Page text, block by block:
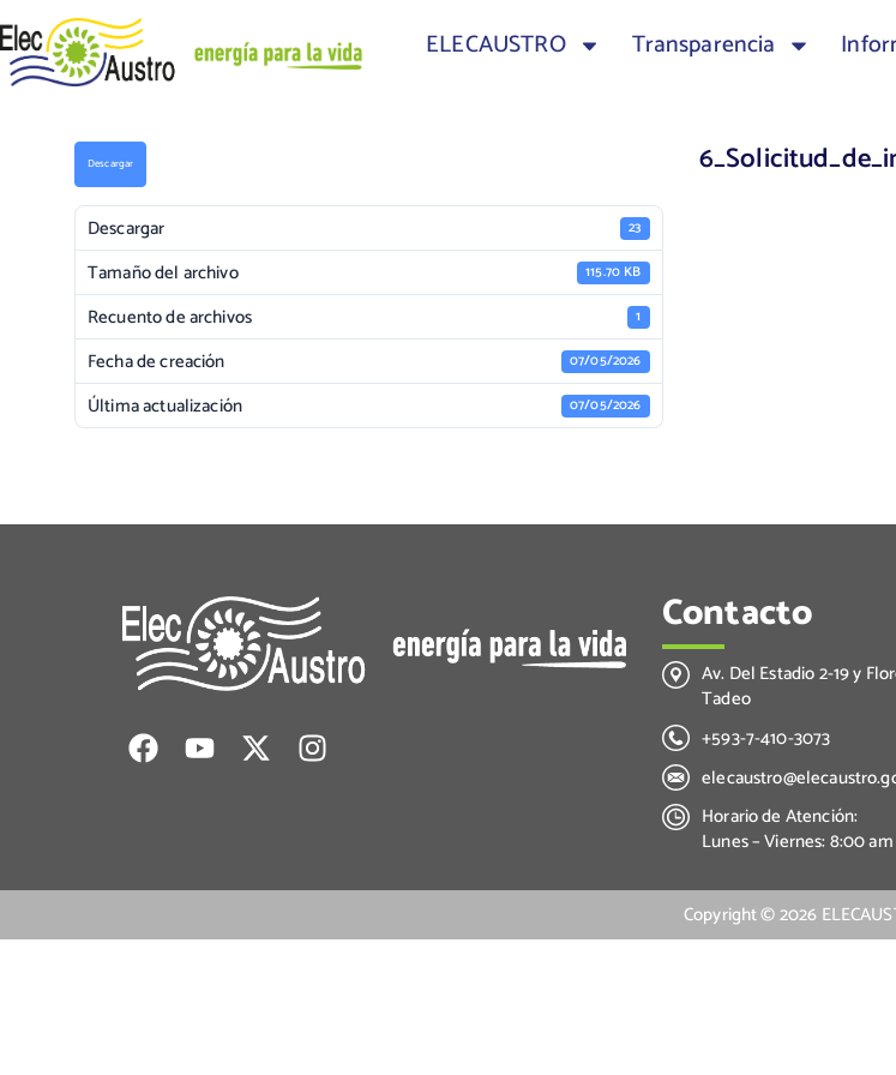
ELECAUSTRO Transparencia
Descargar
Descargar 23
Tamaño del archivo 115.70 KB
Recuento de archivos 1
Fecha de creación 07/05/2026
Última actualización 07/05/2026
Contacto
Av. Del Estadio 2-19 y
Tadeo
+593-7-410-3073
Horario de Atención:
Lunes – Viernes: 8:00
Copyright ©2026